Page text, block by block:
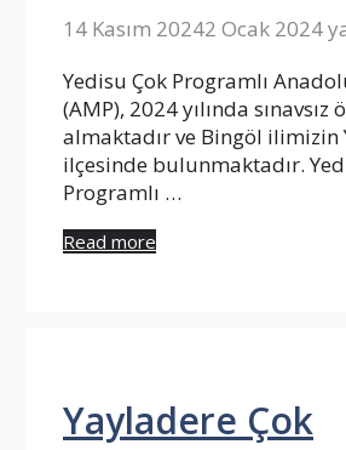
14 Kasım 20242 Ocak 2024
Yedisu Çok Programlı
(AMP), 2024 yılında sınavsız
almaktadır ve Bingöl ilimizin
ilçesinde bulunmaktadır.
Programlı …
Read more
Yayladere Çok